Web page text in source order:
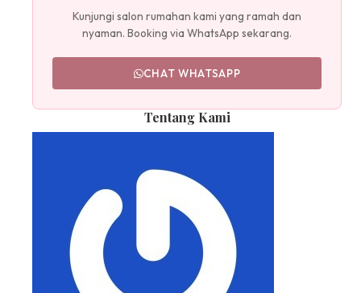
Kunjungi salon rumahan kami yang ramah dan
nyaman. Booking via WhatsApp sekarang.
CHAT WHATSAPP
Tentang Kami